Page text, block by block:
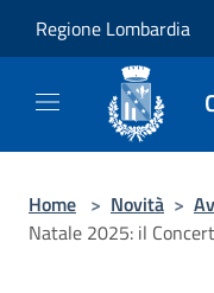
Regione Lombardia
Home > Novità >
Natale 2025: il